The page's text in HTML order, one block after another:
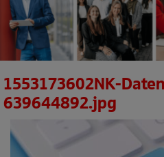
1553173602NK-
639644892.jpg